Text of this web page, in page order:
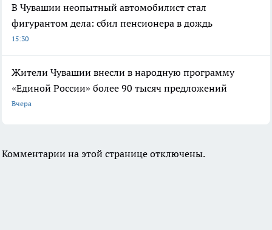
В Чувашии неопытный автомобилист стал
фигурантом дела: сбил пенсионера в дождь
15:30
Жители Чувашии внесли в народную программу
«Единой России» более 90 тысяч предложений
Вчера
Комментарии на этой странице отключены.